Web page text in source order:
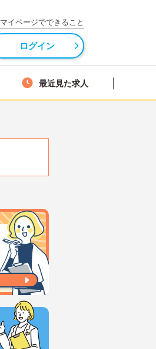
マイページでできること
ログイン
最近見た求人